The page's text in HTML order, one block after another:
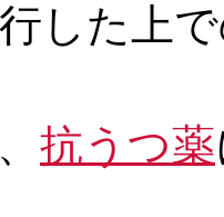
した上
、 抗うつ薬